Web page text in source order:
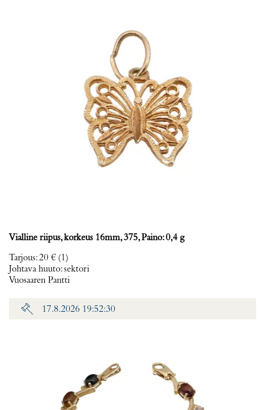
Vialline riipus, korkeus 16mm, 375, Paino: 0,4 g
Tarjous:20 € (1)
Johtava huuto:sektori
Vuosaaren Pantti
17.8.2026 19:52:30